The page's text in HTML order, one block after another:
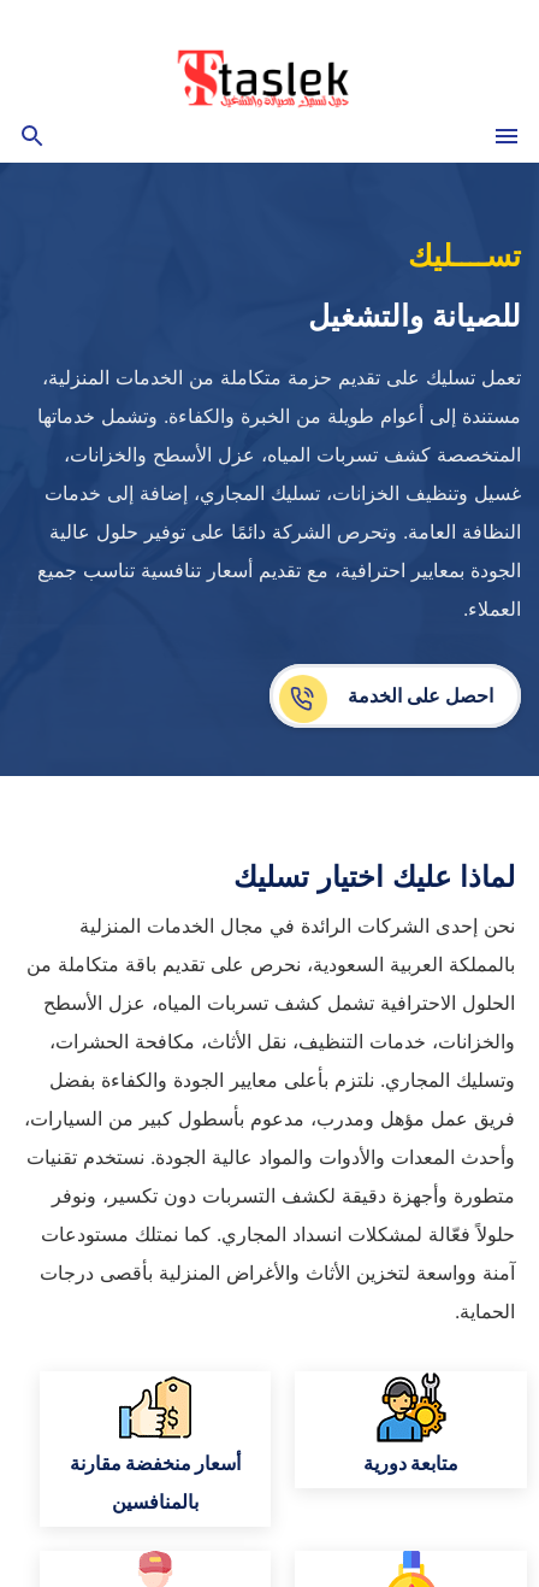
المحتوى
القائمة بحث
تســــليك
للصيانة والتشغيل
تعمل تسليك على تقديم حزمة متكاملة من الخدمات المنزلية،
مستندة إلى أعوام طويلة من الخبرة والكفاءة. وتشمل خدماتها
المتخصصة كشف تسربات المياه، عزل الأسطح والخزانات،
غسيل وتنظيف الخزانات، تسليك المجاري، إضافة إلى خدمات
النظافة العامة. وتحرص الشركة دائمًا على توفير حلول عالية
الجودة بمعايير احترافية، مع تقديم أسعار تنافسية تناسب جميع
العملاء.
احصل على الخدمة
لماذا عليك اختيار تسليك
نحن إحدى الشركات الرائدة في مجال الخدمات المنزلية
بالمملكة العربية السعودية، نحرص على تقديم باقة متكاملة من
الحلول الاحترافية تشمل كشف تسربات المياه، عزل الأسطح
والخزانات، خدمات التنظيف، نقل الأثاث، مكافحة الحشرات،
وتسليك المجاري. نلتزم بأعلى معايير الجودة والكفاءة بفضل
فريق عمل مؤهل ومدرب، مدعوم بأسطول كبير من السيارات،
وأحدث المعدات والأدوات والمواد عالية الجودة. نستخدم تقنيات
متطورة وأجهزة دقيقة لكشف التسربات دون تكسير، ونوفر
حلولاً فعّالة لمشكلات انسداد المجاري. كما نمتلك مستودعات
آمنة وواسعة لتخزين الأثاث والأغراض المنزلية بأقصى درجات
الحماية.
متابعة دورية
أسعار منخفضة مقارنة
بالمنافسين